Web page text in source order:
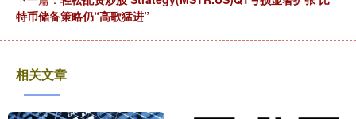
特币储备策略仍“高歌猛进”
相关文章